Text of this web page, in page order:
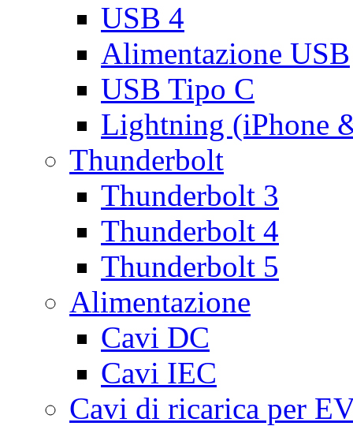
USB 4
Alimentazione USB
USB Tipo C
Lightning (iPhone
Thunderbolt
Thunderbolt 3
Thunderbolt 4
Thunderbolt 5
Alimentazione
Cavi DC
Cavi IEC
Cavi di ricarica per